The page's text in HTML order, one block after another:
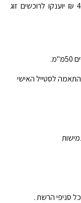
מתכווננת מדגם פרש או שר במחיר של 4190 ₪ יוענקו לרוכשים זוג